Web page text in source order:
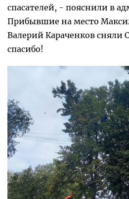
спасателей, - пояснили в
Прибывшие на место
Валерий Караченков сняли
спасибо!